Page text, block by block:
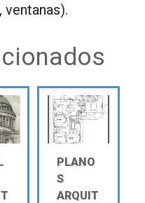
ventanas).
PLANO
S
ARQUIT